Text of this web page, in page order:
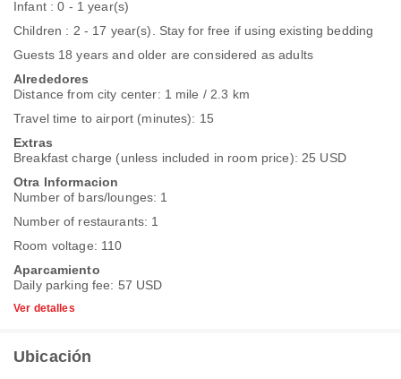
Infant : 0 - 1 year(s)
Children : 2 - 17 year(s). Stay for free if using existing bedding
Guests 18 years and older are considered as adults
Alrededores
Distance from city center: 1 mile / 2.3 km
Travel time to airport (minutes): 15
Extras
Breakfast charge (unless included in room price): 25 USD
Otra Informacion
Number of bars/lounges: 1
Number of restaurants: 1
Room voltage: 110
Aparcamiento
Daily parking fee: 57 USD
Ver detalles
Ubicación